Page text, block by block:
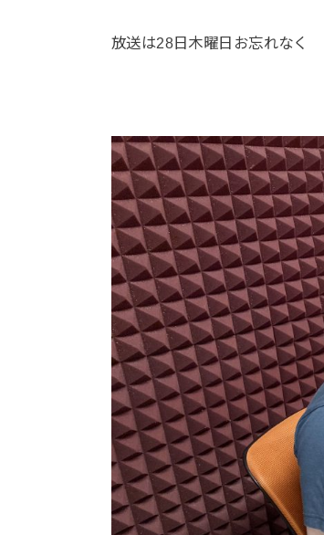
放送は28日木曜日お忘れなく